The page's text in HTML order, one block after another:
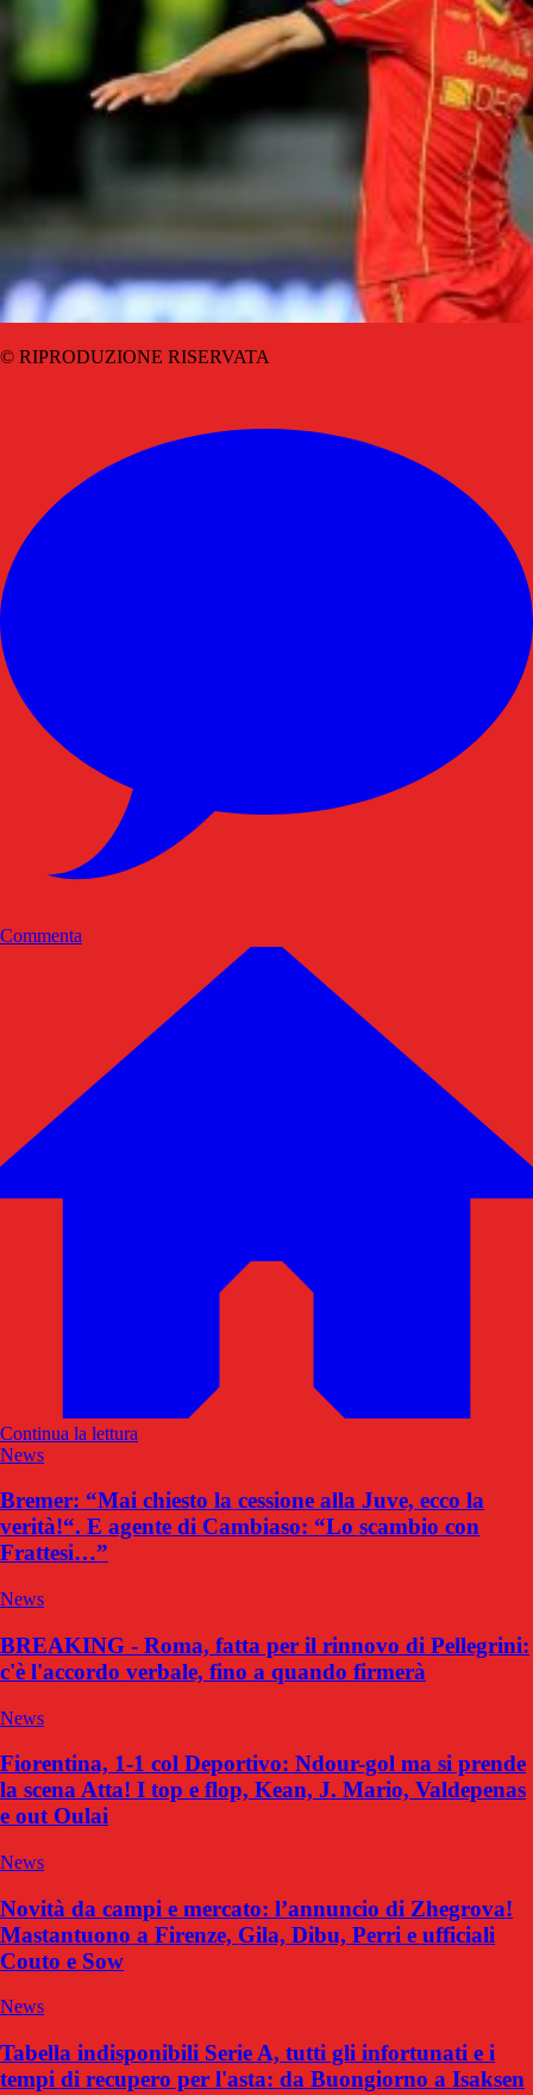
© RIPRODUZIONE RISERVATA
Commenta
Continua la lettura
News
Bremer: “Mai chiesto la cessione alla Juve, ecco la
verità!“. E agente di Cambiaso: “Lo scambio con
Frattesi…”
News
BREAKING - Roma, fatta per il rinnovo di Pellegrini:
c'è l'accordo verbale, fino a quando firmerà
News
Fiorentina, 1-1 col Deportivo: Ndour-gol ma si prende
la scena Atta! I top e flop, Kean, J. Mario, Valdepenas
e out Oulai
News
Novità da campi e mercato: l’annuncio di Zhegrova!
Mastantuono a Firenze, Gila, Dibu, Perri e ufficiali
Couto e Sow
News
Tabella indisponibili Serie A, tutti gli infortunati e i
tempi di recupero per l'asta: da Buongiorno a Isaksen